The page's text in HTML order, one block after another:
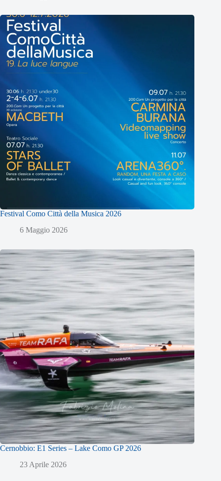
Festival Como Città della Musica 2026
6 Maggio 2026
Cernobbio: E1 Series – Lake Como GP 2026
23 Aprile 2026